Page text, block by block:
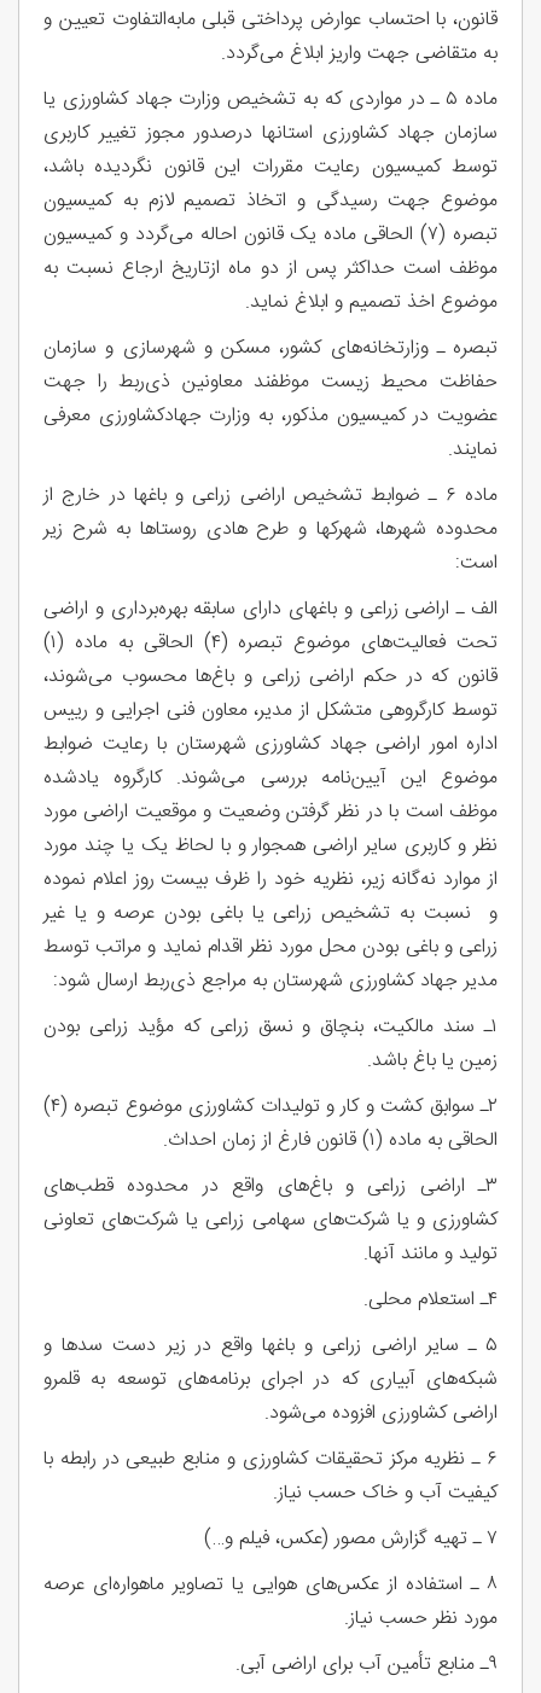
قانون، با احتساب عوارض پرداختی قبلی مابه‌التفاوت تعیین و
به متقاضی جهت واریز ابلاغ می‌گردد.
ماده ۵ ـ در مواردی که به تشخیص وزارت جهاد کشاورزی یا
سازمان جهاد کشاورزی استانها درصدور مجوز تغییر کاربری
توسط کمیسیون رعایت مقررات این قانون نگردیده باشد،
موضوع جهت رسیدگی و اتخاذ تصمیم لازم به کمیسیون
تبصره (۷) الحاقی ماده یک قانون احاله می‌گردد و کمیسیون
موظف است حداکثر پس از دو ماه ازتاریخ ارجاع نسبت به
موضوع اخذ تصمیم و ابلاغ نماید.
تبصره ـ وزارتخانه‌های کشور، مسکن و شهرسازی و سازمان
حفاظت محیط زیست موظفند معاونین ذی‌ربط را جهت
عضویت در کمیسیون مذکور، به وزارت جهادکشاورزی معرفی
نمایند.
ماده ۶ ـ ضوابط تشخیص اراضی زراعی و باغها در خارج از
محدوده شهرها، شهرکها و طرح هادی روستاها به شرح زیر
است:
الف ـ اراضی زراعی و باغ­های دارای سابقه بهره‌برداری و اراضی
تحت فعالیت‌های موضوع تبصره (۴) الحاقی به ماده (۱)
قانون که در حکم اراضی زراعی و باغ‌ها محسوب می‌شوند،
توسط کارگروهی متشکل از مدیر، معاون فنی اجرایی و رییس
اداره امور اراضی جهاد کشاورزی شهرستان با رعایت ضوابط
موضوع این آیین­‌نامه بررسی می‌شوند. کارگروه یادشده
موظف است با در نظر گرفتن وضعیت و موقعیت اراضی مورد
نظر و کاربری سایر اراضی همجوار و با لحاظ یک یا چند مورد
از موارد نه‌گانه زیر، نظریه خود را ظرف بیست روز اعلام نموده
و نسبت به تشخیص زراعی یا باغی بودن عرصه و یا غیر
زراعی و باغی بودن محل مورد نظر اقدام نماید و مراتب توسط
مدیر جهاد کشاورزی شهرستان به مراجع ذی‌ربط ارسال شود:
۱ـ سند مالکیت، بنچاق و نسق زراعی که مؤید زراعی بودن
زمین یا باغ باشد.
۲ـ سوابق کشت و کار و تولیدات کشاورزی موضوع تبصره (۴)
الحاقی به ماده (۱) قانون فارغ از زمان احداث.
۳ـ اراضی زراعی و باغ‌های واقع در محدوده قطب‌های
کشاورزی و یا شرکت‌های سهامی زراعی یا شرکت‌های تعاونی
تولید و مانند آنها.
۴ـ استعلام محلی.
۵ ـ سایر اراضی زراعی و باغها واقع در زیر دست سدها و
شبکه‌های آبیاری که در اجرای برنامه‌های توسعه به قلمرو
اراضی کشاورزی افزوده می‌شود.
۶ ـ نظریه مرکز تحقیقات کشاورزی و منابع طبیعی در رابطه با
کیفیت آب و خاک حسب نیاز.
۷ ـ تهیه گزارش مصور (عکس، فیلم و…)
۸ ـ استفاده از عکس‌های هوایی یا تصاویر ماهواره‌ای عرصه
مورد نظر حسب نیاز.
۹ـ منابع تأمین آب برای اراضی آبی.